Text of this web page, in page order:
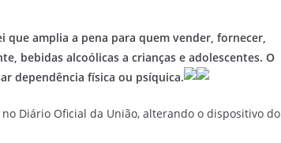
que amplia a pena para quem vender, fornecer,
bebidas alcoólicas a crianças e adolescentes. O
dependência física ou psíquica.
Diário Oficial da União, alterando o dispositivo do